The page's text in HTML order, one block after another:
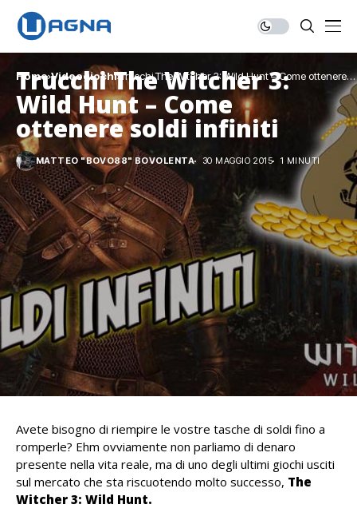
Home Videogiochi Trucchi The Witcher 3: Wild Hunt – Come ottenere
soldi infiniti
Trucchi The Witcher 3:
Wild Hunt – Come
ottenere soldi infiniti
MATTEO "BOVO88" BOVOLENTA 30 MAGGIO 2015 1 MINUTI
Avete bisogno di riempire le vostre tasche di soldi fino a
romperle? Ehm ovviamente non parliamo di denaro
presente nella vita reale, ma di uno degli ultimi giochi usciti
sul mercato che sta riscuotendo molto successo, The
Witcher 3: Wild Hunt.